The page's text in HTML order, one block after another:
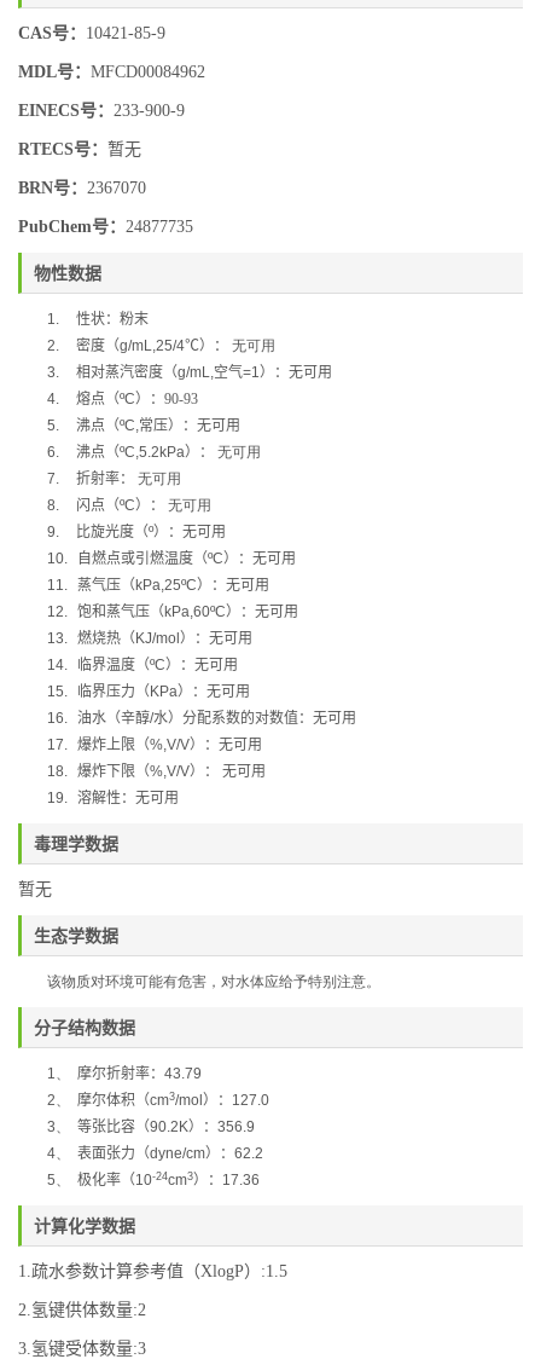
CAS号： 10421-85-9
MDL号： MFCD00084962
EINECS号： 233-900-9
RTECS号： 暂无
BRN号： 2367070
PubChem号： 24877735
物性数据
1.
性状：粉末
2.
密度（g/mL,25/4℃）：
无可用
3.
相对蒸汽密度（g/mL,空气=1）：无可用
4.
熔点（ºC）：90-93
5.
沸点（ºC,常压）：无可用
6.
沸点（ºC,5.2kPa）：
无可用
7.
折射率：
无可用
8.
闪点（ºC）：
无可用
9.
比旋光度（º）：无可用
10.
自燃点或引燃温度（ºC）：无可用
11.
蒸气压（ kPa,25ºC）：无可用
12. 饱和蒸气压（ kPa,60ºC）：无可用
13. 燃烧热（ KJ/mol ）：无可用
14.
临界温度（ºC）：无可用
15.
临界压力（ KPa）：无可用
16. 油水（辛醇/水）分配系数的对数值：无可用
17. 爆炸上限（%,V/V）：无可用
18. 爆炸下限（%,V/V）：
无可用
19. 溶解性：无可用
毒理学数据
暂无
生态学数据
该物质对环境可能有危害，对水体应给予特别注意。
分子结构数据
1、 摩尔折射率： 43.79
2、
摩尔体积（cm3/mol ）： 127.0
3、
等张比容（90.2K）： 356.9
4、
表面张力（dyne/cm）： 62.2
5、
极化率 （10-24cm3）： 17.36
计算化学数据
1.疏水参数计算参考值（XlogP）:1.5
2.氢键供体数量:2
3.氢键受体数量:3